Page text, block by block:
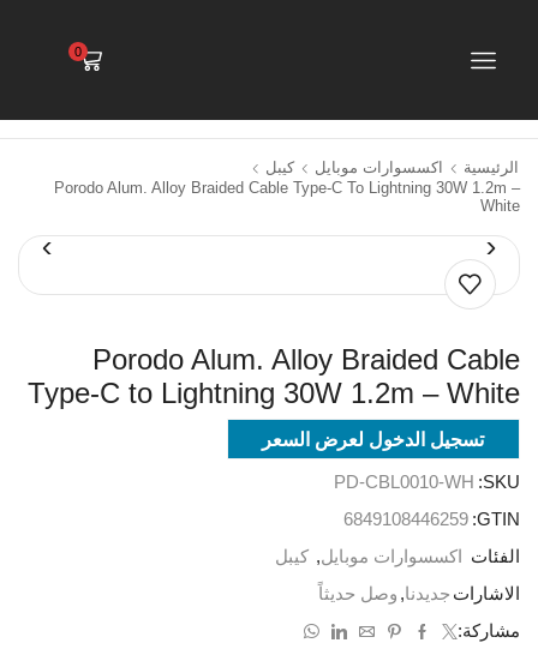
0
الرئيسية اكسسوارات موبايل
كيبل
Porodo Alum. Alloy Braided Cable Type-C To Lightning 30W 1.2m –
White
Porodo Alum. Alloy Braided Cable
Type-C to Lightning 30W 1.2m – White
تسجيل الدخول لعرض السعر
SKU:
PD-CBL0010-WH
GTIN:
6849108446259
الفئات
اكسسوارات موبايل, كيبل
الاشارات جديدنا, وصل حديثاً
مشاركة: